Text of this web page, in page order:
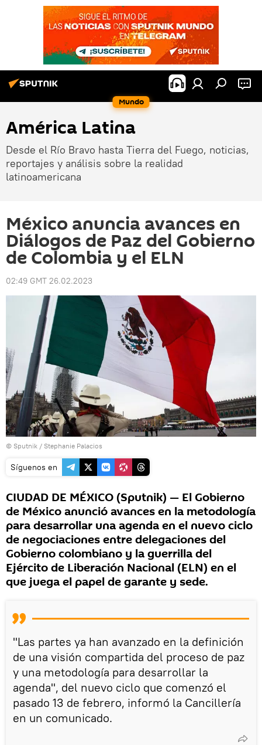
Mundo
América Latina
Desde el Río Bravo hasta Tierra del Fuego, noticias,
reportajes y análisis sobre la realidad
latinoamericana
México anuncia avances en
Diálogos de Paz del Gobierno
de Colombia y el ELN
02:49 GMT 26.02.2023
© Sputnik / Stephanie Palacios
Síguenos en
CIUDAD DE MÉXICO (Sputnik) — El Gobierno
de México anunció avances en la metodología
para desarrollar una agenda en el nuevo ciclo
de negociaciones entre delegaciones del
Gobierno colombiano y la guerrilla del
Ejército de Liberación Nacional (ELN) en el
que juega el papel de garante y sede.
"Las partes ya han avanzado en la definición
de una visión compartida del proceso de paz
y una metodología para desarrollar la
agenda", del nuevo ciclo que comenzó el
pasado 13 de febrero, informó la Cancillería
en un comunicado.